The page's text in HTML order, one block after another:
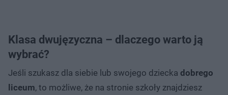
Klasa dwujęzyczna – dlaczego warto ją
wybrać?
Jeśli szukasz dla siebie lub swojego dziecka dobrego
liceum, to możliwe, że na stronie szkoły znajdziesz